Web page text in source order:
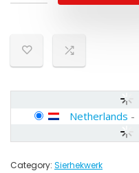
Netherlands -
Category: Sierhekwerk